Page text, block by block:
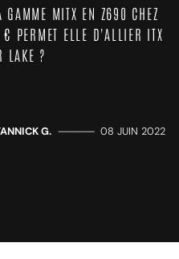
GAMME MITX EN Z690 CHEZ
PERMET ELLE D'ALLIER ITX
LAKE ?
G. ————— 08 JUIN 2022